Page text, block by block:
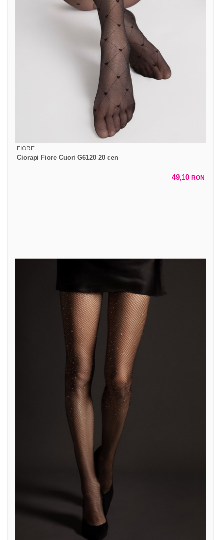
FIORE
Ciorapi Fiore Cuori G6120 20 den
49,10 RON